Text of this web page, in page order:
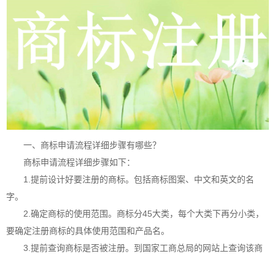
一、商标申请流程详细步骤有哪些？
商标申请流程详细步骤如下：
1.提前设计好要注册的商标。包括商标图案、中文和英文的名
字。
2.确定商标的使用范围。商标分45大类，每个大类下再分小类，
要确定注册商标的具体使用范围和产品名。
3.提前查询商标是否被注册。到国家工商总局的网站上查询该商